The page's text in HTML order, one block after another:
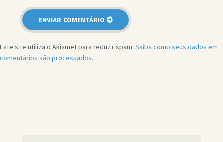
Este site utiliza o Akismet para reduzir spam. Saiba como seus dados em
comentários são processados.